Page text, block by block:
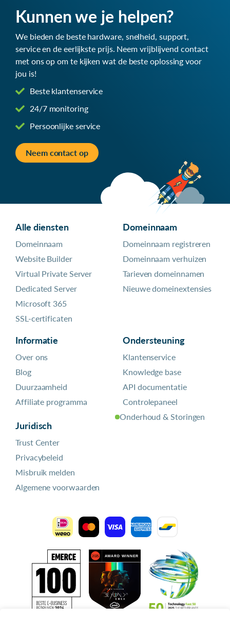
Kunnen we je helpen?
We bieden de beste hardware, snelheid, support,
service en de eerlijkste prijs. Neem vrijblijvend contact
met ons op om te kijken wat de beste oplossing voor
jou is!
Beste klantenservice
24/7 monitoring
Persoonlijke service
Neem contact op
Alle diensten
Domeinnaam
Website Builder
Virtual Private Server
Dedicated Server
Microsoft 365
SSL-certificaten
Domeinnaam
Domeinnaam registreren
Domeinnaam verhuizen
Tarieven domeinnamen
Nieuwe domeinextensies
Informatie
Over ons
Blog
Duurzaamheid
Affiliate programma
Juridisch
Trust Center
Privacybeleid
Misbruik melden
Algemene voorwaarden
Ondersteuning
Klantenservice
Knowledge base
API documentatie
Controlepaneel
Onderhoud & Storingen